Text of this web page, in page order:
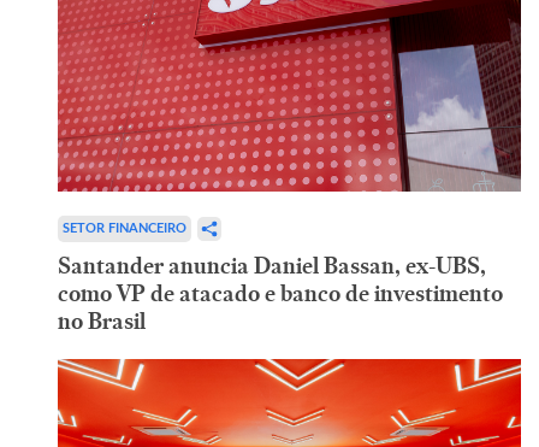
SETOR FINANCEIRO
Santander anuncia Daniel Bassan, ex-UBS,
como VP de atacado e banco de investimento
no Brasil